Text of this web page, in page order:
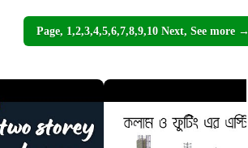
Page, 1,2,3,4,5,6,7,8,9,10 Next, See more →